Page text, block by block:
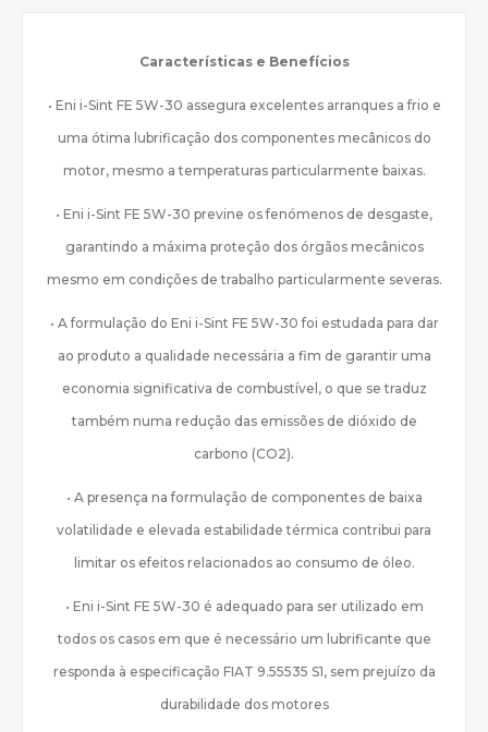
Características e Benefícios
• Eni i-Sint FE 5W-30 assegura excelentes arranques a frio e
uma ótima lubrificação dos componentes mecânicos do
motor, mesmo a temperaturas particularmente baixas.
• Eni i-Sint FE 5W-30 previne os fenómenos de desgaste,
garantindo a máxima proteção dos órgãos mecânicos
mesmo em condições de trabalho particularmente severas.
• A formulação do Eni i-Sint FE 5W-30 foi estudada para dar
ao produto a qualidade necessária a fim de garantir uma
economia significativa de combustível, o que se traduz
também numa redução das emissões de dióxido de
carbono (CO2).
• A presença na formulação de componentes de baixa
volatilidade e elevada estabilidade térmica contribui para
limitar os efeitos relacionados ao consumo de óleo.
• Eni i-Sint FE 5W-30 é adequado para ser utilizado em
todos os casos em que é necessário um lubrificante que
responda à especificação FIAT 9.55535 S1, sem prejuízo da
durabilidade dos motores